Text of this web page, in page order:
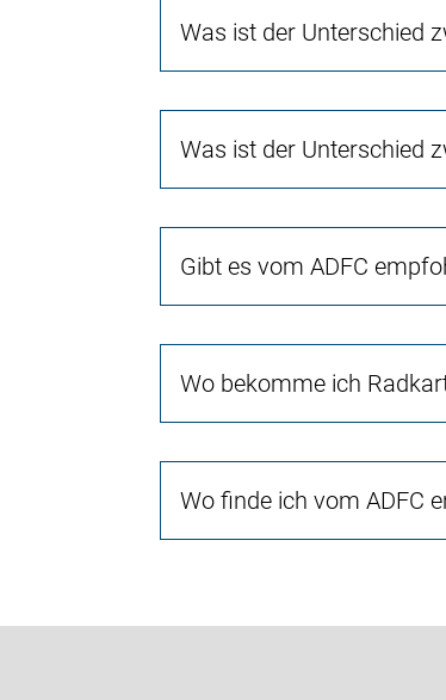
Was ist der Unterschied
Was ist der Unterschied
Gibt es vom ADFC
Wo bekomme ich
Wo finde ich vom ADFC